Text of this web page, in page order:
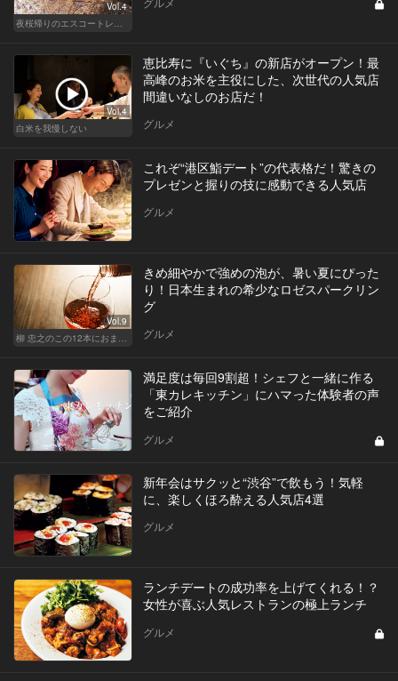
Vol.4
Vol.4
白米を我慢しない
恵比寿に『いぐち』の新店がオープン！最
高峰のお米を主役にした、次世代の人気店
間違いなしのお店だ！
グルメ
これぞ“港区鮨デート”の代表格だ！驚きの
プレゼンと握りの技に感動できる人気店
グルメ
Vol.9
きめ細やかで強めの泡が、暑い夏にぴった
り！日本生まれの希少なロゼスパークリン
グ
グルメ
満足度は毎回9割超！シェフと一緒に作る
「東カレキッチン」にハマった体験者の声
をご紹介
グルメ
新年会はサクッと“渋谷”で飲もう！気軽
に、楽しくほろ酔える人気店4選
グルメ
ランチデートの成功率を上げてくれる！？
女性が喜ぶ人気レストランの極上ランチ
グルメ